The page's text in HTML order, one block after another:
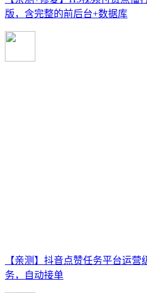
版，含完整的前后台+数据库
【亲测】抖音点赞任务平台运
务，自动接单